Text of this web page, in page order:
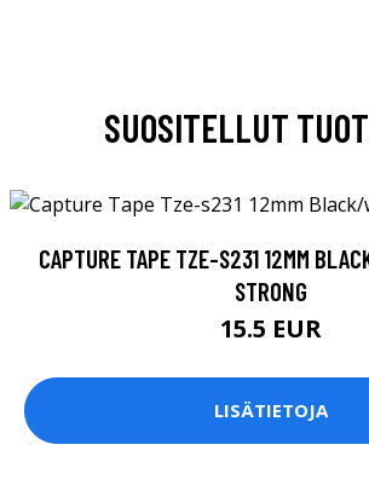
SUOSITELLUT
CAPTURE TAPE TZE-S231 12MM
STRONG
15.5 EUR
LISÄTIETOJA